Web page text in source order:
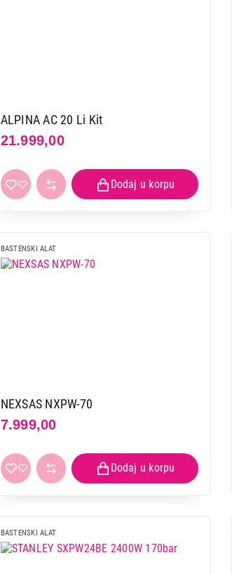
ALPINA AC 20 Li Kit
21.999,00
BASTENSKI ALAT
NEXSAS NXPW-70
7.999,00
BASTENSKI ALAT